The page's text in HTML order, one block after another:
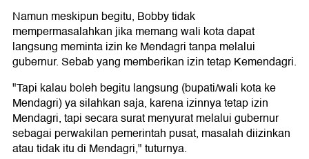
Namun meskipun begitu, Bobby tidak
mempermasalahkan jika memang wali kota dapat
langsung meminta izin ke Mendagri tanpa melalui
gubernur. Sebab yang memberikan izin tetap Kemendagri.
"Tapi kalau boleh begitu langsung (bupati/wali kota ke
Mendagri) ya silahkan saja, karena izinnya tetap izin
Mendagri, tapi secara surat menyurat melalui gubernur
sebagai perwakilan pemerintah pusat, masalah diizinkan
atau tidak itu di Mendagri," tuturnya.